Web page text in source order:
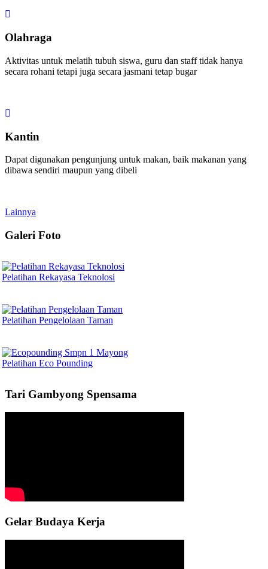
Olahraga
Aktivitas untuk melatih tubuh siswa, guru dan staff tidak hanya
secara rohani tetapi juga secara jasmani tetap bugar
Kantin
Dapat digunakan pengunjung untuk makan, baik makanan yang
dibawa sendiri maupun yang dibeli
Lainnya
Galeri Foto
Pelatihan Rekayasa Teknolosi
Pelatihan Pengelolaan Taman
Pelatihan Eco Pounding
Tari Gambyong Spensama
Gelar Budaya Kerja